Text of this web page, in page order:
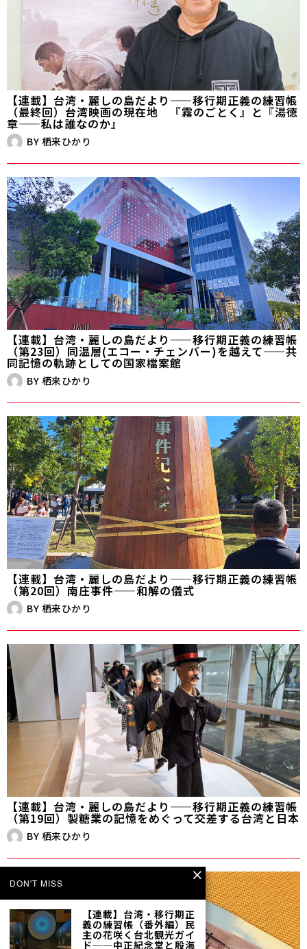
【連載】台湾・麗しの島だより——移行期正義の練習帳
（最終回）台湾映画の現在地 『霧のごとく』と『湯徳
章——私は誰なのか』
BY 栖来ひかり
【連載】台湾・麗しの島だより——移行期正義の練習帳
（第23回）同温層(エコー・チェンバー)を越えて——共
同記憶の軌跡としての国家檔案館
BY 栖来ひかり
【連載】台湾・麗しの島だより——移行期正義の練習帳
（第20回）南庄事件——和解の儀式
BY 栖来ひかり
【連載】台湾・麗しの島だより——移行期正義の練習帳
（第19回）製糖業の記憶をめぐって交差する台湾と日本
BY 栖来ひかり
DON'T MISS
【連載】台湾・移行期正
義の練習帳（番外編）民
主の花咲く台北観光ガイ
ド──中正紀念堂と殷海